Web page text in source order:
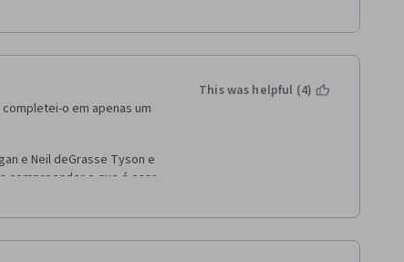
o em apenas um
e Neil deGrasse Tyson e
compreender o que é essa
agradecido pelos
A astronomia, a biologia e
This was helpful (4)